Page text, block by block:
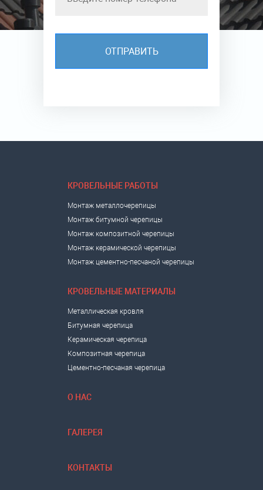
КРОВЕЛЬНЫЕ РАБОТЫ
Монтаж металлочерепицы
Монтаж битумной черепицы
Монтаж композитной черепицы
Монтаж керамической черепицы
Монтаж цементно-песчаной черепицы
КРОВЕЛЬНЫЕ МАТЕРИАЛЫ
Металлическая кровля
Битумная черепица
Керамическая черепица
Композитная черепица
Цементно-песчаная черепица
О НАС
ГАЛЕРЕЯ
КОНТАКТЫ